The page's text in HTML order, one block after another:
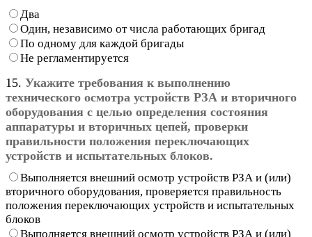
Два
Один, независимо от числа работающих бригад
По одному для каждой бригады
Не регламентируется
15. Укажите требования к выполнению
технического осмотра устройств РЗА и вторичного
оборудования с целью определения состояния
аппаратуры и вторичных цепей, проверки
правильности положения переключающих
устройств и испытательных блоков.
Выполняется внешний осмотр устройств РЗА и (или)
вторичного оборудования, проверяется правильность
положения переключающих устройств и испытательных
блоков
Выполняется внешний осмотр устройств РЗА и (или)